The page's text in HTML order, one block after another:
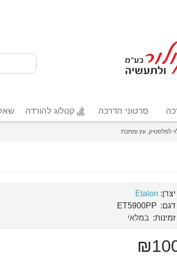
סרטוני הדרכה קטלוג להורדה
לפלסטיק, עץ ומתכת
יצרן: Etalon
דגם: ET5900PP
זמינות: במלאי